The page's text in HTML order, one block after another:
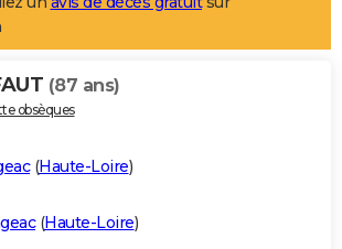
(87 ans)
obsèques
(Haute-Loire)
(Haute-Loire)